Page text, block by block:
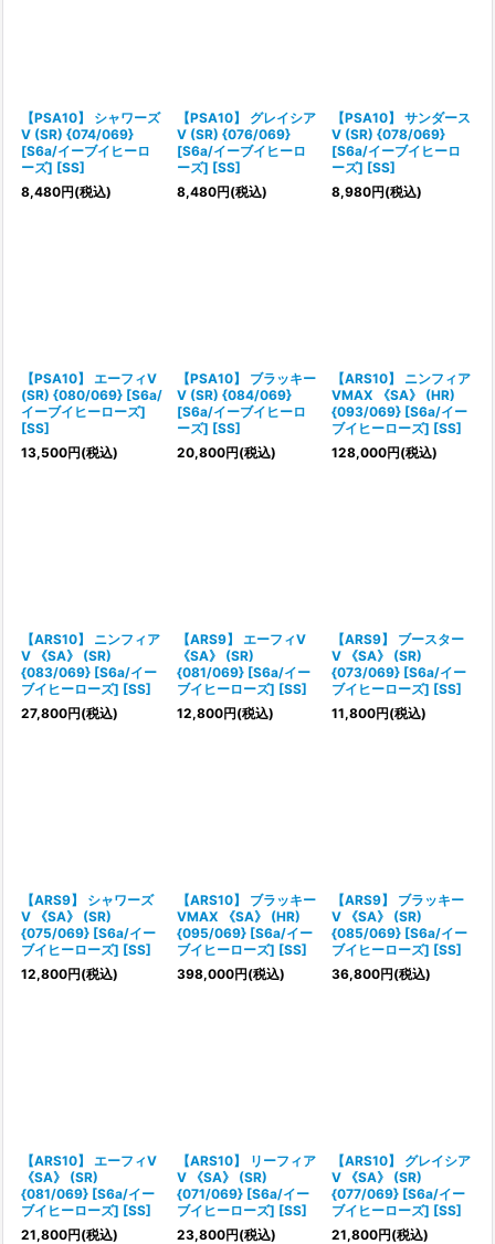
【PSA10】 シャワーズ
V (SR) {074/069}
[S6a/イーブイヒーロ
ーズ] [SS]
8,480円(税込)
【PSA10】 グレイシア
V (SR) {076/069}
[S6a/イーブイヒーロ
ーズ] [SS]
8,480円(税込)
【PSA10】 サンダース
V (SR) {078/069}
[S6a/イーブイヒーロ
ーズ] [SS]
8,980円(税込)
【PSA10】 エーフィV
(SR) {080/069} [S6a/
イーブイヒーローズ]
[SS]
13,500円(税込)
【PSA10】 ブラッキー
V (SR) {084/069}
[S6a/イーブイヒーロ
ーズ] [SS]
20,800円(税込)
【ARS10】 ニンフィア
VMAX 《SA》 (HR)
{093/069} [S6a/イー
ブイヒーローズ] [SS]
128,000円(税込)
【ARS10】 ニンフィア
V 《SA》 (SR)
{083/069} [S6a/イー
ブイヒーローズ] [SS]
27,800円(税込)
【ARS9】 エーフィV
《SA》 (SR)
{081/069} [S6a/イー
ブイヒーローズ] [SS]
12,800円(税込)
【ARS9】 ブースター
V 《SA》 (SR)
{073/069} [S6a/イー
ブイヒーローズ] [SS]
11,800円(税込)
【ARS9】 シャワーズ
V 《SA》 (SR)
{075/069} [S6a/イー
ブイヒーローズ] [SS]
12,800円(税込)
【ARS10】 ブラッキー
VMAX 《SA》 (HR)
{095/069} [S6a/イー
ブイヒーローズ] [SS]
398,000円(税込)
【ARS9】 ブラッキー
V 《SA》 (SR)
{085/069} [S6a/イー
ブイヒーローズ] [SS]
36,800円(税込)
【ARS10】 エーフィV
《SA》 (SR)
{081/069} [S6a/イー
ブイヒーローズ] [SS]
21,800円(税込)
【ARS10】 リーフィア
V 《SA》 (SR)
{071/069} [S6a/イー
ブイヒーローズ] [SS]
23,800円(税込)
【ARS10】 グレイシア
V 《SA》 (SR)
{077/069} [S6a/イー
ブイヒーローズ] [SS]
21,800円(税込)